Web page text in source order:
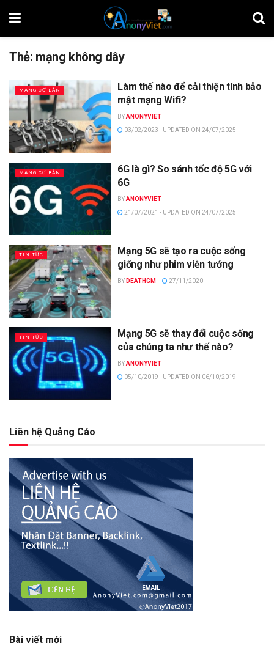
Thẻ: mạng không dây
MẠNG CƠ BẢN
Làm thế nào để cải thiện tính bảo
mật mạng Wifi?
BYANONYVIET
03/02/2023 - UPDATED ON 24/07/2025
MẠNG CƠ BẢN
6G là gì? So sánh tốc độ 5G với
6G
BYANONYVIET
21/07/2021 - UPDATED ON 24/07/2025
TIN TỨC
Mạng 5G sẽ tạo ra cuộc sống
giống như phim viễn tưởng
BY DEATHGM 27/11/2020
TIN TỨC
Mạng 5G sẽ thay đổi cuộc sống
của chúng ta như thế nào?
BYANONYVIET
05/10/2019 - UPDATED ON 06/10/2019
Liên hệ Quảng Cáo
Bài viết mới